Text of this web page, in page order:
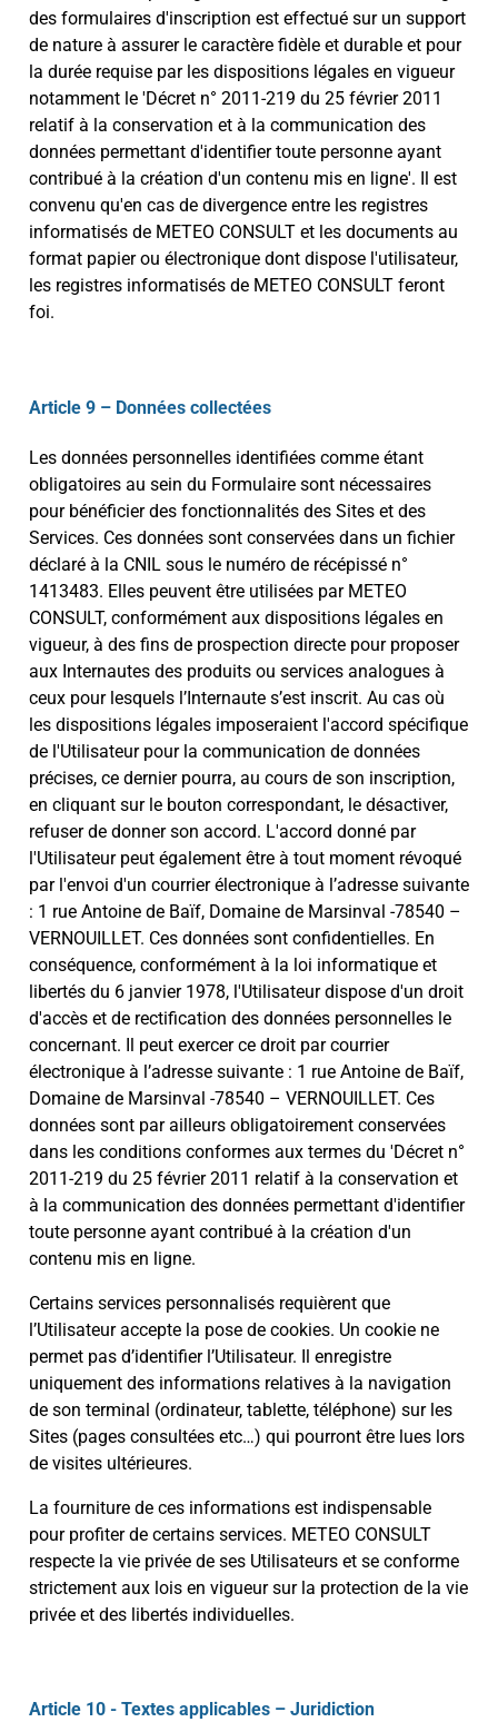
des formulaires d'inscription est effectué sur un support
de nature à assurer le caractère fidèle et durable et pour
la durée requise par les dispositions légales en vigueur
notamment le 'Décret n° 2011-219 du 25 février 2011
relatif à la conservation et à la communication des
données permettant d'identifier toute personne ayant
contribué à la création d'un contenu mis en ligne'. Il est
convenu qu'en cas de divergence entre les registres
informatisés de METEO CONSULT et les documents au
format papier ou électronique dont dispose l'utilisateur,
les registres informatisés de METEO CONSULT feront
foi.
Article 9 – Données collectées
Les données personnelles identifiées comme étant
obligatoires au sein du Formulaire sont nécessaires
pour bénéficier des fonctionnalités des Sites et des
Services. Ces données sont conservées dans un fichier
déclaré à la CNIL sous le numéro de récépissé n°
1413483. Elles peuvent être utilisées par METEO
CONSULT, conformément aux dispositions légales en
vigueur, à des fins de prospection directe pour proposer
aux Internautes des produits ou services analogues à
ceux pour lesquels l’Internaute s’est inscrit. Au cas où
les dispositions légales imposeraient l'accord spécifique
de l'Utilisateur pour la communication de données
précises, ce dernier pourra, au cours de son inscription,
en cliquant sur le bouton correspondant, le désactiver,
refuser de donner son accord. L'accord donné par
l'Utilisateur peut également être à tout moment révoqué
par l'envoi d'un courrier électronique à l’adresse suivante
: 1 rue Antoine de Baïf, Domaine de Marsinval -78540 –
VERNOUILLET. Ces données sont confidentielles. En
conséquence, conformément à la loi informatique et
libertés du 6 janvier 1978, l'Utilisateur dispose d'un droit
d'accès et de rectification des données personnelles le
concernant. Il peut exercer ce droit par courrier
électronique à l’adresse suivante : 1 rue Antoine de Baïf,
Domaine de Marsinval -78540 – VERNOUILLET. Ces
données sont par ailleurs obligatoirement conservées
dans les conditions conformes aux termes du 'Décret n°
2011-219 du 25 février 2011 relatif à la conservation et
à la communication des données permettant d'identifier
toute personne ayant contribué à la création d'un
contenu mis en ligne.
Certains services personnalisés requièrent que
l’Utilisateur accepte la pose de cookies. Un cookie ne
permet pas d’identifier l’Utilisateur. Il enregistre
uniquement des informations relatives à la navigation
de son terminal (ordinateur, tablette, téléphone) sur les
Sites (pages consultées etc…) qui pourront être lues lors
de visites ultérieures.
La fourniture de ces informations est indispensable
pour profiter de certains services. METEO CONSULT
respecte la vie privée de ses Utilisateurs et se conforme
strictement aux lois en vigueur sur la protection de la vie
privée et des libertés individuelles.
Article 10 - Textes applicables – Juridiction